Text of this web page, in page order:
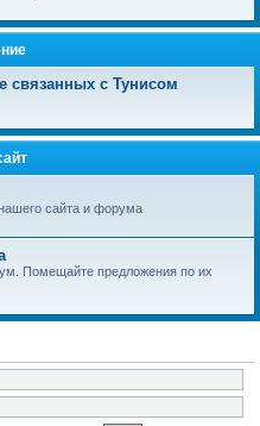
связанных с Тунисом
сайта и форума
Помещайте предложения по их